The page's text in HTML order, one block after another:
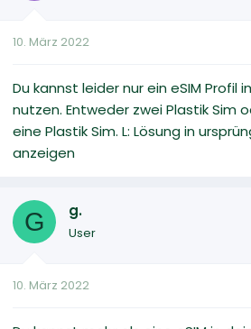
10. März 2022
Du kannst leider nur ein eSIM Profil
nutzen. Entweder zwei Plastik Sim
eine Plastik Sim. L: Lösung in
anzeigen
G g.
User
10. März 2022